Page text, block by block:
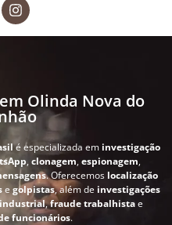
Olinda Nova do
é especializada em investigação
,clonagem,espionagem,
. Oferecemos localização
e golpistas, além de investigações
,fraude trabalhistae
funcionários.